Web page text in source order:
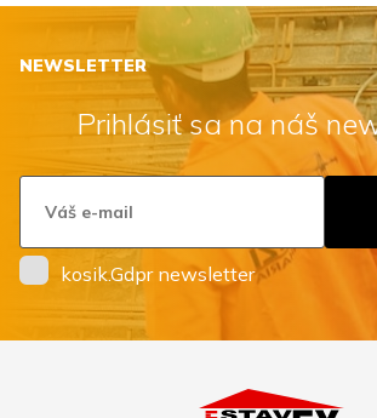
NEWSLETTER
Prihlásiť sa na náš
kosik.Gdpr newsletter